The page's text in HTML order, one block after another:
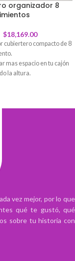
organizador 8
$18,169.00
cubiertero compacto de 8
mas espacio en tu cajón
la altura.
tenedores, cuchillos y 2
Luego posee 3
vez mejor, por lo que
qué te gustó, qué
sobre tu historia con